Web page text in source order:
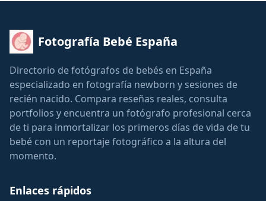
Fotografía Bebé España
Directorio de fotógrafos de bebés en España
especializado en fotografía newborn y sesiones de
recién nacido. Compara reseñas reales, consulta
portfolios y encuentra un fotógrafo profesional cerca
de ti para inmortalizar los primeros días de vida de tu
bebé con un reportaje fotográfico a la altura del
momento.
Enlaces rápidos